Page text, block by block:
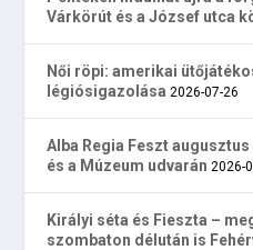
Várkörút és a József utca
Női röpi: amerikai
légiósigazolása 2026-07-26
Alba Regia Feszt
és a Múzeum udvarán 2026-
Királyi séta és Fieszta –
szombaton délután is